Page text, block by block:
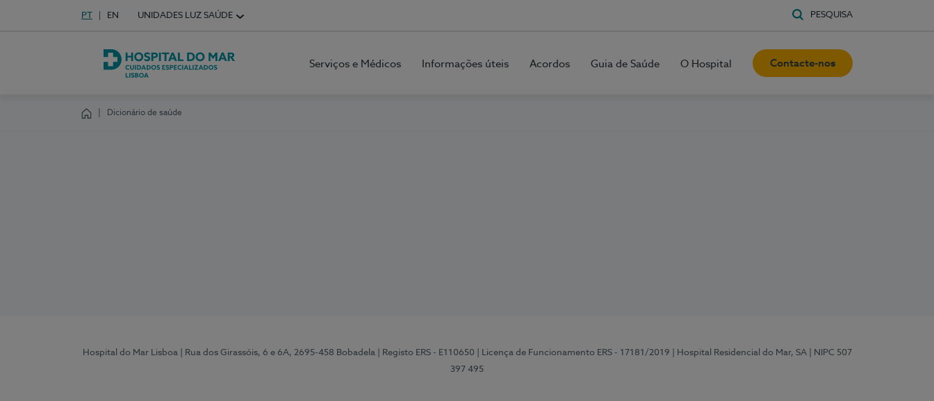
Escolha o seu idioma
Idioma em Português
PT English Language
EN UNIDADES LUZ SAÚDE PESQUISA
Hospital do Mar Lisboa
Serviços e Médicos Informações úteis Acordos Guia de Saúde O Hospital Contacte-nos
Dicionário de saúde
Hospital do Mar Lisboa | Rua dos Girassóis, 6 e 6A, 2695-458 Bobadela | Registo ERS - E110650 | Licença de Funcionamento ERS - 17181/2019 | Hospital Residencial do Mar, SA
| NIPC 507
397 495